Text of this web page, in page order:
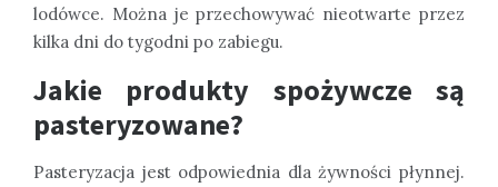
lodówce. Można je przechowywać nieotwarte przez
kilka dni do tygodni po zabiegu.
Jakie produkty spożywcze są
pasteryzowane?
Pasteryzacja jest odpowiednia dla żywności płynnej.